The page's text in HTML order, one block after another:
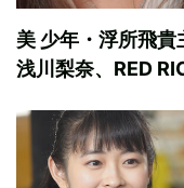
美 少年・浮所飛
浅川梨奈、RED